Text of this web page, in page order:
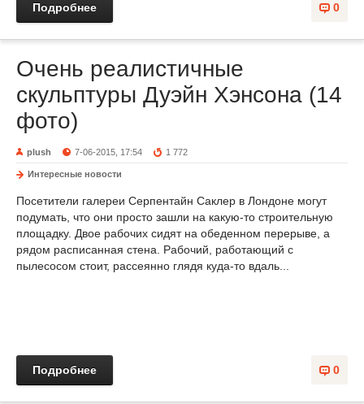
0
Подробнее
Очень реалистичные
скульптуры Дуэйн Хэнсона (14
фото)
plush 7-06-2015, 17:54 1 772
Интересные новости
Посетители галереи Серпентайн Саклер в Лондоне могут
подумать, что они просто зашли на какую-то строительную
площадку. Двое рабочих сидят на обеденном перерыве, а
рядом расписанная стена. Рабочий, работающий с
пылесосом стоит, рассеянно глядя куда-то вдаль...
0
Подробнее